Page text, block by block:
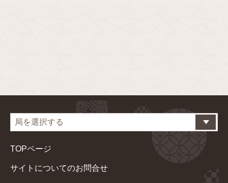
TOPページ
サイトについてのお問合せ